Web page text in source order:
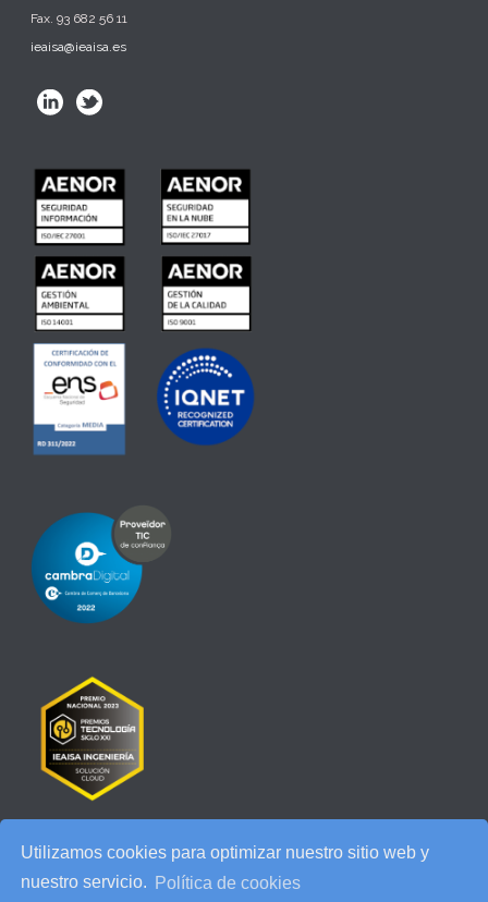
Utilizamos cookies para optimizar nuestro sitio web y
nuestro servicio.
Política de cookies
Fax. 93 682 56 11
ieaisa@ieaisa.es